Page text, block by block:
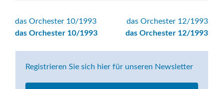
Beitrags-
das Orchester 10/1993
das Orchester 10/1993
das Orchester 12/1993
das Orchester 12/1993
Registrieren Sie sich hier für unseren Newsletter